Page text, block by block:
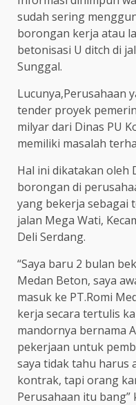
sudah sering
borongan kerja atau
betonisasi U ditch di
Sunggal.
Lucunya,Perusahaan
tender proyek
milyar dari Dinas PU
memiliki masalah
Hal ini dikatakan oleh
borongan di
yang bekerja sebagai
jalan Mega Wati,
Deli Serdang.
“Saya baru 2 bulan
Medan Beton, saya
masuk ke PT.Romi
kerja secara tertulis
mandornya bernama
pekerjaan untuk
saya tidak tahu harus
kontrak, tapi orang
Perusahaan itu bang”